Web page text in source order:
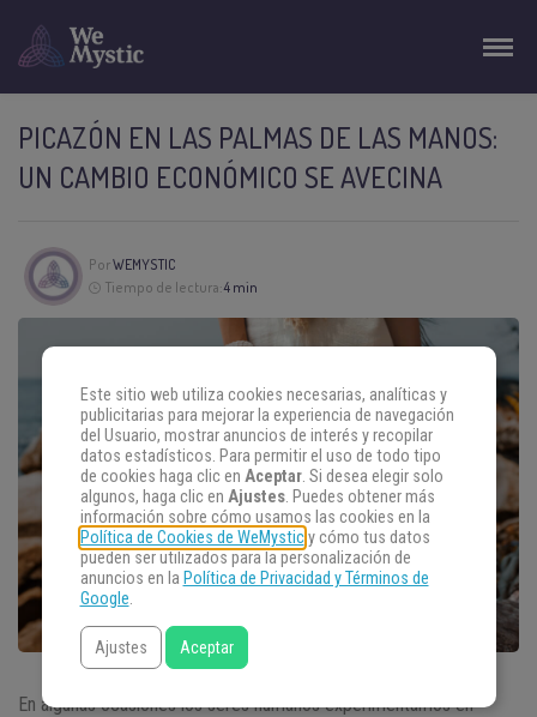
PICAZÓN EN LAS PALMAS DE LAS MANOS:
UN CAMBIO ECONÓMICO SE AVECINA
PorWEMYSTIC
Tiempo de lectura:4 min
En algunas ocasiones los seres humanos experimentamos en
Este sitio web utiliza cookies necesarias, analíticas y
publicitarias para mejorar la experiencia de navegación
del Usuario, mostrar anuncios de interés y recopilar
datos estadísticos. Para permitir el uso de todo tipo
de cookies haga clic en Aceptar. Si desea elegir solo
algunos, haga clic en Ajustes. Puedes obtener más
información sobre cómo usamos las cookies en la
Política de Cookies de WeMysticy cómo tus datos
pueden ser utilizados para la personalización de
anuncios en la Política de Privacidad y Términos de
Google.
Ajustes Aceptar